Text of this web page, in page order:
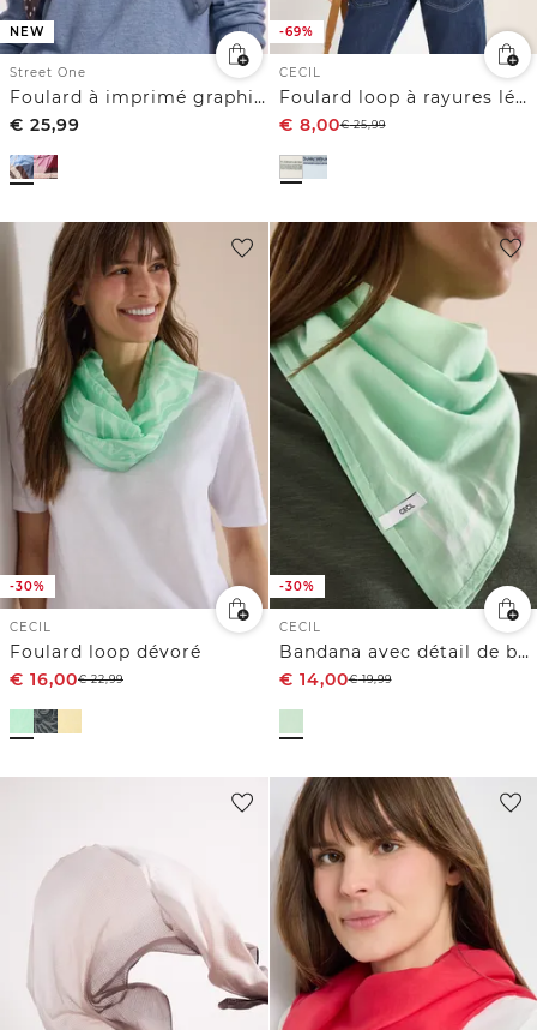
NEW
Street One
Foulard à imprimé graphique
€ 25,99
-69%
CECIL
Foulard loop à rayures léopard
€ 8,00€25,99
-30%
CECIL
Foulard loop dévoré
€ 16,00€22,99
-30%
CECIL
Bandana avec détail de bande
€ 14,00€19,99